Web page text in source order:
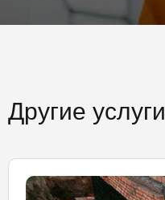
Другие услуги